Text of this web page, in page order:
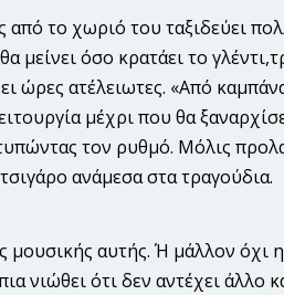
το χωριό του ταξιδεύει
όσο κρατάει το
ώρες ατέλειωτες. «Από
μέχρι που θα
τον ρυθμό. Μόλις
ανάμεσα στα τραγούδια.
μουσικής αυτής. Ή μάλλον όχι
νιώθει ότι δεν αντέχει άλλο